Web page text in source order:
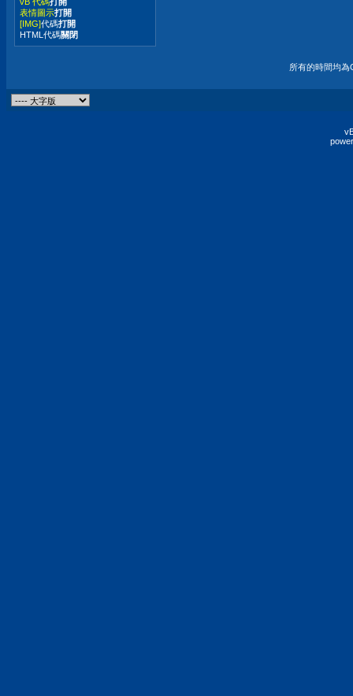
表情圖示打開
[IMG]代碼打開
HTML代碼關閉
所有的時間均為